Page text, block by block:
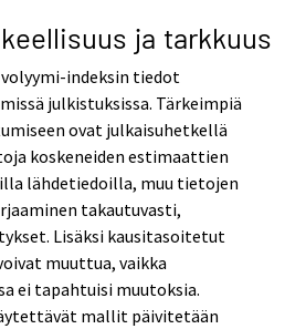
ja tarkkuus
indeksin tiedot
julkistuksissa. Tärkeimpiä
ovat julkaisuhetkellä
koskeneiden estimaattien
lähdetiedoilla, muu tietojen
takautuvasti,
Lisäksi kausitasoitetut
muuttua, vaikka
ei tapahtuisi muutoksia.
mallit päivitetään